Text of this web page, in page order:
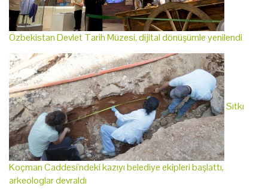
Özbekistan Devlet Tarih Müzesi, dijital dönüşümle yenilendi
Sıtkı
Koçman Caddesi'ndeki kazıyı belediye ekipleri başlattı,
arkeologlar devraldı